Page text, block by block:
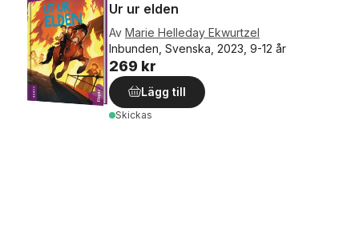
Ur ur elden
Av Marie Helleday Ekwurtzel
Inbunden, Svenska, 2023, 9-12 år
269 kr
Lägg till
Skickas